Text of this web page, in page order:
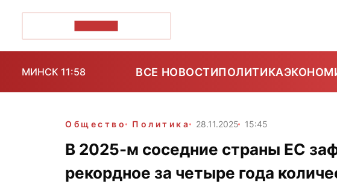
МИНСК 11:58 ВСЕ НОВОСТИПОЛИТИКА
Общество Политика 28.11.2025 15:45
В 2025-м соседние страны ЕС
рекордное за четыре года